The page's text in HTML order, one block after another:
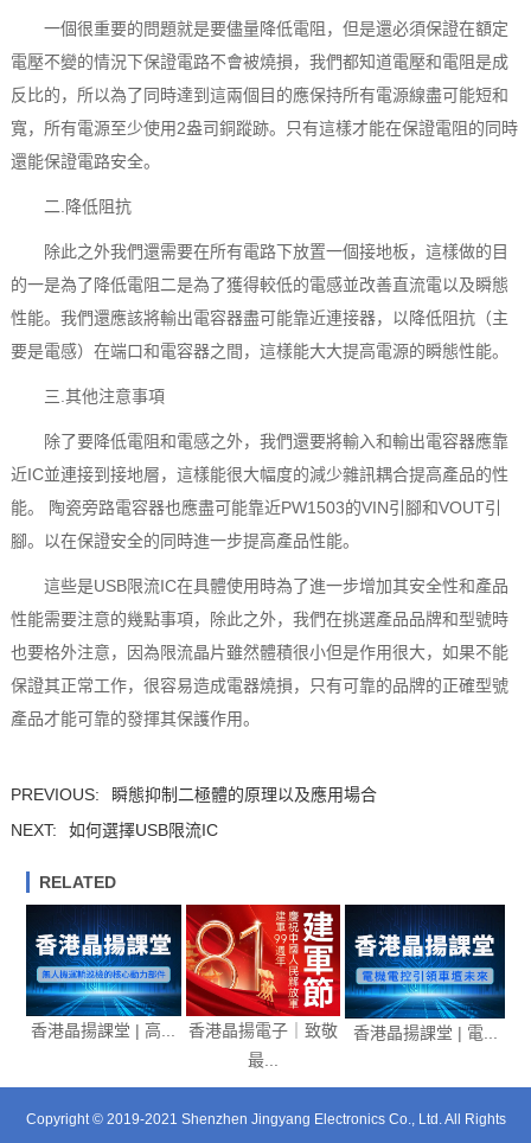
一個很重要的問題就是要儘量降低電阻，但是還必須保證在額定
電壓不變的情況下保證電路不會被燒損，我們都知道電壓和電阻是成
反比的，所以為了同時達到這兩個目的應保持所有電源線盡可能短和
寬，所有電源至少使用2盎司銅蹤跡。只有這樣才能在保證電阻的同時
還能保證電路安全。
二.降低阻抗
除此之外我們還需要在所有電路下放置一個接地板，這樣做的目
的一是為了降低電阻二是為了獲得較低的電感並改善直流電以及瞬態
性能。我們還應該將輸出電容器盡可能靠近連接器，以降低阻抗（主
要是電感）在端口和電容器之間，這樣能大大提高電源的瞬態性能。
三.其他注意事項
除了要降低電阻和電感之外，我們還要將輸入和輸出電容器應靠
近IC並連接到接地層，這樣能很大幅度的減少雜訊耦合提高產品的性
能。 陶瓷旁路電容器也應盡可能靠近PW1503的VIN引腳和VOUT引
腳。以在保證安全的同時進一步提高產品性能。
這些是USB限流IC‍在具體使用時為了進一步增加其安全性和產品
性能需要注意的幾點事項，除此之外，我們在挑選產品品牌和型號時
也要格外注意，因為限流晶片雖然體積很小但是作用很大，如果不能
保證其正常工作，很容易造成電器燒損，只有可靠的品牌的正確型號
產品才能可靠的發揮其保護作用。
PREVIOUS:
瞬態抑制二極體的原理以及應用場合
NEXT:
如何選擇USB限流IC
RELATED
香港晶揚課堂 | 高...
香港晶揚電子｜致敬
最...
香港晶揚課堂 | 電...
Copyright © 2019-2021 Shenzhen Jingyang Electronics Co., Ltd. All Rights